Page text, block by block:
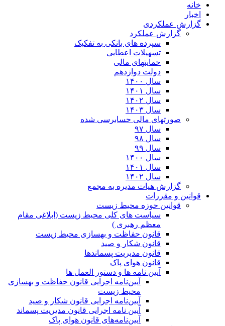
خانه
اخبار
گزارش عملکردی
گزارش عملکرد
سپرده های بانکی به تفکیک
تسهیلات اعطایی
حمایتهای مالی
دولت دوازدهم
سال ۱۴۰۰
سال ۱۴۰۱
سال ۱۴۰۲
سال ۱۴۰۳
صورتهای مالی حسابرسی شده
سال ۹۷
سال ۹۸
سال ۹۹
سال ۱۴۰۰
سال ۱۴۰۱
سال ۱۴۰۲
گزارش هیات مدیره به مجمع
قوانین و مقررات
قوانین حوزه محیط زیست
ﺳﯿﺎﺳﺖ ﻫﺎی ﮐﻠﯽ ﻣﺤﯿﻂ زﯾﺴﺖ (ابلاغی مقام
معظم رهبری )
قانون حفاظت و بهسازی محیط زیست
قانون شکار و صید
قانون مدیریت پسماندها
قانون هوای پاک
آیین نامه ها و دستور العمل ها
آیین‌نامه اجرایی قانون حفاظت و بهسازی
محیط زیست
آیین‌نامه اجرایی قانون شکار و صید
آیین نامه اجرایی قانون مدیریت پسماند
آیین‌نامه‌های قانون هوای پاک